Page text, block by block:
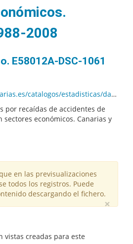
2008
E58012A-DSC-1061
4280-aa66-6b3be9195a28/resource/0af383e3-9a98-4210-a31a-efde22a66cf0/download/e58012a_dsc_1061_v01001.px
por recaídas de accidentes de
económicos. Canarias y
en las previsualizaciones
todos los registros. Puede
descargando el fichero.
×
vistas creadas para este